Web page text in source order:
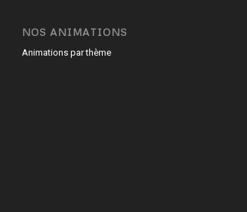
NOS ANIMATIONS
Animations par thème